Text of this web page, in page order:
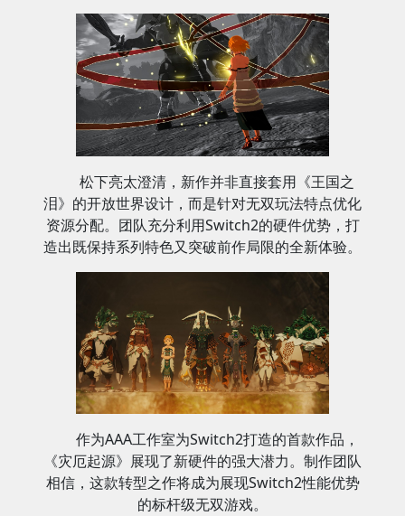
松下亮太澄清，新作并非直接套用《王国之
泪》的开放世界设计，而是针对无双玩法特点优化
资源分配。团队充分利用Switch2的硬件优势，打
造出既保持系列特色又突破前作局限的全新体验。
作为AAA工作室为Switch2打造的首款作品，
《灾厄起源》展现了新硬件的强大潜力。制作团队
相信，这款转型之作将成为展现Switch2性能优势
的标杆级无双游戏。